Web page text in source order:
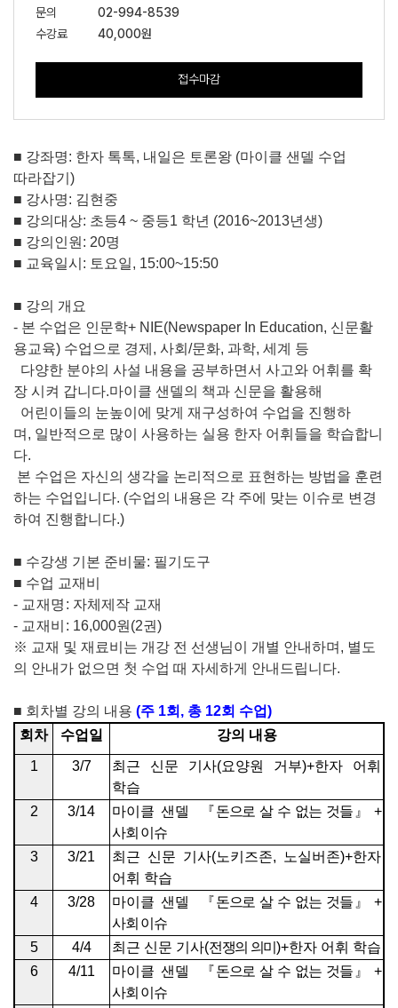
문의
02-994-8539
수강료
40,000원
접수마감
■ 강좌명: 한자 톡톡, 내일은 토론왕 (마이클 샌델 수업
따라잡기 )
■ 강사명: 김현중
■ 강의대상: 초등4 ~ 중등1 학년 (2016~2013년생)
■ 강의인원 : 20명
■ 교육일시 : 토요일, 15:00~15:50
■ 강의 개요
- 본 수업은 인문학+ NIE(Newspaper In Education, 신문활
용교육) 수업으로 경제 , 사회 /문화, 과학, 세계 등
다양한 분야의 사설 내용을 공부하면서 사고와 어휘를 확
장 시켜 갑니다.마이클 샌델의 책과 신문을 활용해
어린이들의 눈높이에 맞게 재구성하여 수업을 진행하
며 , 일반적으로 많이 사용하는 실용 한자 어휘들을 학습합니
다.
본 수업은 자신의 생각을 논리적으로 표현하는 방법을 훈련
하는 수업입니다. (수업의 내용은 각 주에 맞는 이슈로 변경
하여 진행합니다.)
■ 수강생 기본 준비물: 필기도구
■ 수업 교재비
- 교재명 : 자체제작 교재
- 교재비 : 16,000원 (2권)
※ 교재 및 재료비는 개강 전 선생님이 개별 안내하며 , 별도
의 안내가 없으면 첫 수업 때 자세하게 안내드립니다.
■ 회차별 강의 내용 (주 1회 , 총 12회 수업)
회차
수업일 강의 내용
1 3/7 최근 신문 기사(요양원 거부)+한자 어휘
학습
2
3/14 마이클 샌델 『돈으로 살 수 없는 것들』+
사회 이슈
3
3/21 최근 신문 기사(노키즈존, 노실버존)+한자
어휘 학습
4
3/28 마이클 샌델 『돈으로 살 수 없는 것들』+
사회 이슈
5
4/4 최근 신문 기사(전쟁의 의미 )+한자 어휘 학습
6
4/11 마이클 샌델 『돈으로 살 수 없는 것들』+
사회 이슈